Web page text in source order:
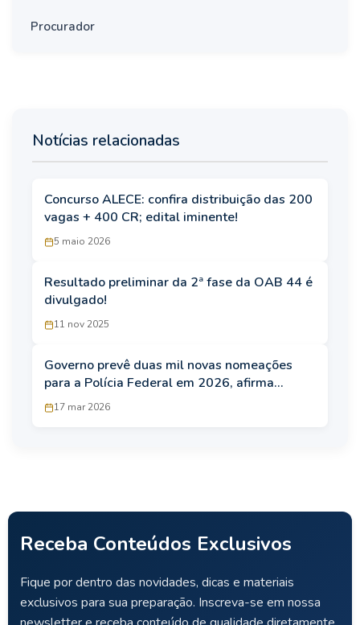
Procurador
Notícias relacionadas
Concurso ALECE: confira distribuição das 200
vagas + 400 CR; edital iminente!
5 maio 2026
Resultado preliminar da 2ª fase da OAB 44 é
divulgado!
11 nov 2025
Governo prevê duas mil novas nomeações
para a Polícia Federal em 2026, afirma
ministra Esther Dweck
17 mar 2026
Receba Conteúdos Exclusivos
Fique por dentro das novidades, dicas e materiais
exclusivos para sua preparação. Inscreva-se em nossa